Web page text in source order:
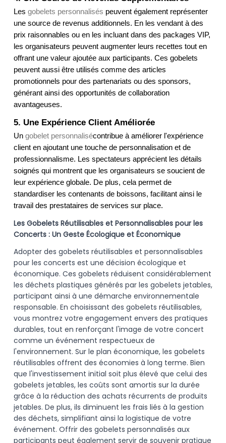
Les gobelets personnalisés peuvent également représenter
une source de revenus additionnels. En les vendant à des
prix raisonnables ou en les incluant dans des packages VIP,
les organisateurs peuvent augmenter leurs recettes tout en
offrant une valeur ajoutée aux participants. Ces gobelets
peuvent aussi être utilisés comme des articles
promotionnels pour des partenariats ou des sponsors,
générant ainsi des opportunités de collaboration
avantageuses.
5. Une Expérience Client Améliorée
Un gobelet personnalisécontribue à améliorer l'expérience
client en ajoutant une touche de personnalisation et de
professionnalisme. Les spectateurs apprécient les détails
soignés qui montrent que les organisateurs se soucient de
leur expérience globale. De plus, cela permet de
standardiser les contenants de boissons, facilitant ainsi le
travail des prestataires de services sur place.
Les Gobelets Réutilisables et Personnalisables pour les
Concerts : Un Geste Écologique et Économique
Adopter des gobelets réutilisables et personnalisables
pour les concerts est une décision écologique et
économique. Ces gobelets réduisent considérablement
les déchets plastiques générés par les gobelets jetables,
participant ainsi à une démarche environnementale
responsable. En choisissant des gobelets réutilisables,
vous montrez votre engagement envers des pratiques
durables, tout en renforçant l'image de votre concert
comme un événement respectueux de
l'environnement. Sur le plan économique, les gobelets
réutilisables offrent des économies à long terme. Bien
que l'investissement initial soit plus élevé que celui des
gobelets jetables, les coûts sont amortis sur la durée
grâce à la réduction des achats récurrents de produits
jetables. De plus, ils diminuent les frais liés à la gestion
des déchets, simplifiant ainsi la logistique de votre
événement. Offrir des gobelets personnalisés aux
participants peut également servir de souvenir pratique